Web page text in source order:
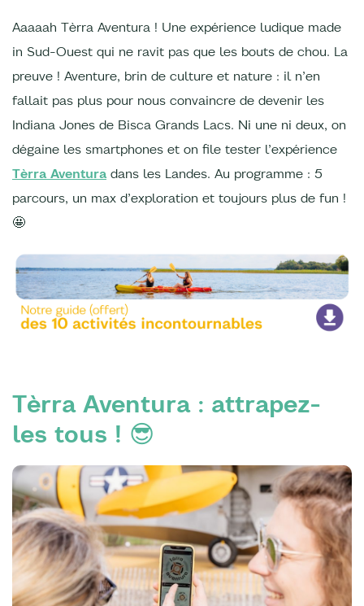
Aaaaah Tèrra Aventura ! Une expérience ludique made
in Sud-Ouest qui ne ravit pas que les bouts de chou. La
preuve ! Aventure, brin de culture et nature : il n’en
fallait pas plus pour nous convaincre de devenir les
Indiana Jones de Bisca Grands Lacs. Ni une ni deux, on
dégaine les smartphones et on file tester l’expérience
Tèrra Aventuradans les Landes. Au programme : 5
parcours, un max d’exploration et toujours plus de fun !
🤩
Tèrra Aventura : attrapez-
les tous ! 😎